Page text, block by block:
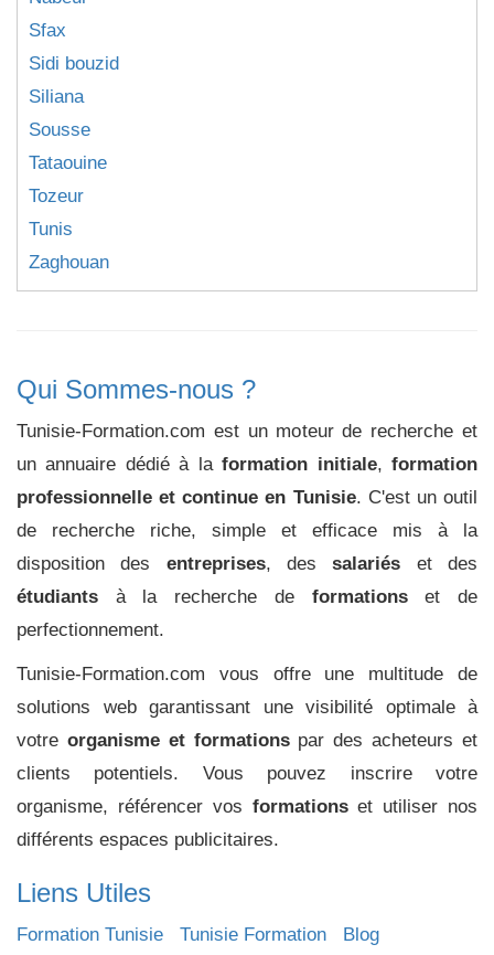
Sfax
Sidi bouzid
Siliana
Sousse
Tataouine
Tozeur
Tunis
Zaghouan
Qui Sommes-nous ?
Tunisie-Formation.com est un moteur de recherche et
un annuaire dédié à laformation initiale,formation
professionnelle et continue en Tunisie. C'est un outil
de recherche riche, simple et efficace mis à la
disposition des entreprises, dessalariés et des
étudiants à la recherche de formationset de
perfectionnement.
Tunisie-Formation.com vous offre une multitude de
solutions web garantissant une visibilité optimale à
votre organisme et formationspar des acheteurs et
clients potentiels. Vous pouvez inscrire votre
organisme, référencer vos formationset utiliser nos
différents espaces publicitaires.
Liens Utiles
Formation Tunisie Tunisie Formation Blog